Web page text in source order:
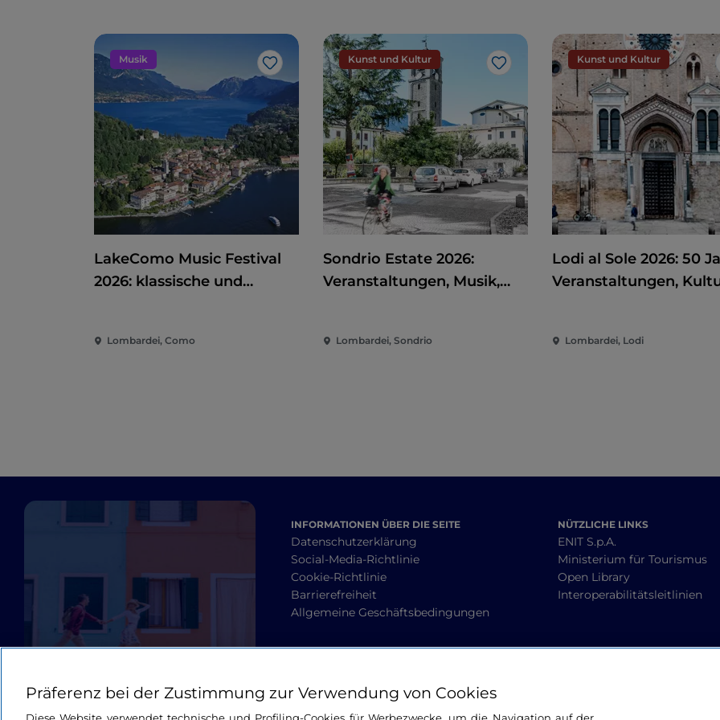
Musik
Like
LakeComo Music Festival
2026: klassische und
am Comer See
Lombardei, Como
Kunst und Kultur
Like
Sondrio Estate 2026:
Veranstaltungen, Musik,
Lombardei, Sondrio
Kunst und Kultur
Lodi al Sole 2026: 50
Veranstaltungen,
Lombardei, Lodi
INFORMATIONEN ÜBER DIE SEITE
Datenschutzerklärung
Social-Media-Richtlinie
Cookie-Richtlinie
Barrierefreiheit
Allgemeine Geschäftsbedingungen
NÜTZLICHE LINKS
ENIT S.p.A.
Ministerium für Tourismus
Open Library
Interoperabilitätsleitlinien
Präferenz bei der Zustimmung zur Verwendung von Cookies